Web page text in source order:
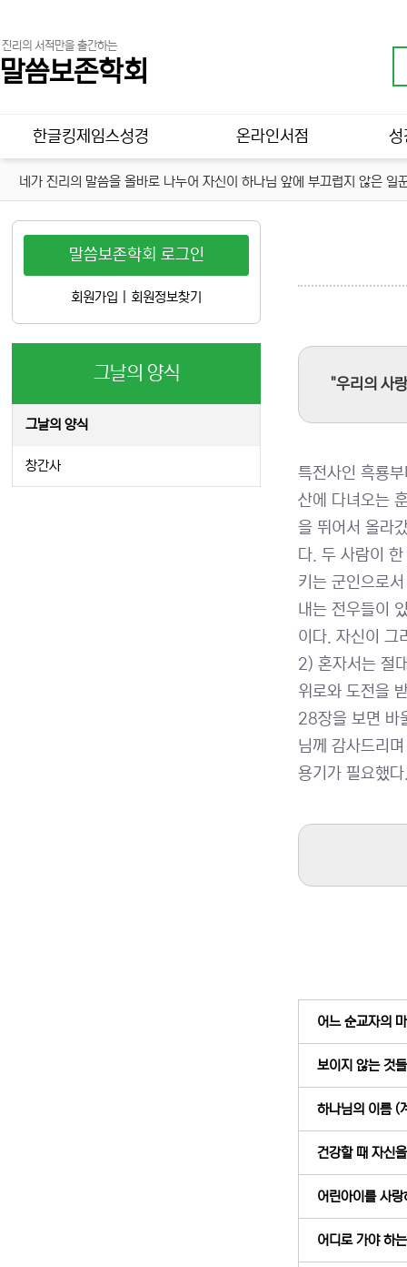
진리의 서적만을 출간하는
말씀보존학회
메인 메뉴
한글킹제임스성경 온라인서점 성
네가 진리의 말씀을 올바로 나누어 자신이 하나님 앞에 부끄럽지 않은
"우리의 사
특전사인 흑룡
산에 다녀오는
을 뛰어서 올라
다. 두 사람이
키는 군인으로
내는 전우들이
이다. 자신이 그
2) 혼자서는 절
위로와 도전을
28장을 보면 바
님께 감사드리
용기가 필요했
어느 순교자의
보이지 않는 것
하나님의 이름 (
건강할 때 자신
어린아이를 사
어디로 가야 하
말씀보존학회 로그인
회원가입 회원정보찾기
그날의 양식
그날의 양식
창간사